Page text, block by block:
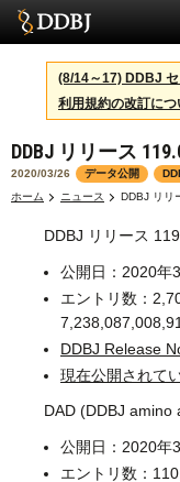
サービス
スパコン
統計
活動
センターについて
利用規約
問合せ
English
(8/14～17) DDBJ
利用規約の改訂につ
DDBJ リリース
2020/03/26 データ公開
ホーム
ニュース DDBJ リリ
DDBJ リリース
公開日： 2020年
エントリ数：
DDBJ Release
現在公開されて
DAD (DDBJ amino
公開日： 2020年
エントリ数：